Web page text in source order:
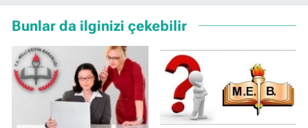
Bunlar da ilginizi çekebilir